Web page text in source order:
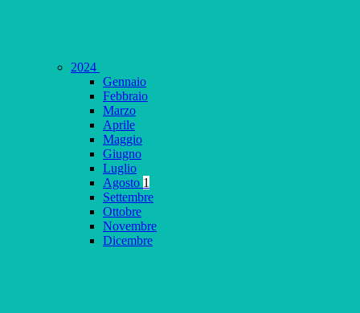
2024
Gennaio
Febbraio
Marzo
Aprile
Maggio
Giugno
Luglio
Agosto 1
Settembre
Ottobre
Novembre
Dicembre